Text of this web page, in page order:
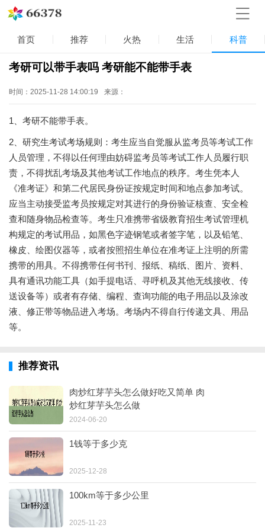
首页 推荐 火热 生活 科普
考研可以带手表吗 考研能不能带手表
时间：2025-11-28 14:00:19 来源：
1、考研不能带手表。
2、研究生考试考场规则：考生应当自觉服从监考员等考试工作
人员管理，不得以任何理由妨碍监考员等考试工作人员履行职
责，不得扰乱考场及其他考试工作地点的秩序。考生凭本人
《准考证》和第二代居民身份证按规定时间和地点参加考试。
应当主动接受监考员按规定对其进行的身份验证核查、安全检
查和随身物品检查等。考生只准携带省级教育招生考试管理机
构规定的考试用品，如黑色字迹钢笔或者签字笔，以及铅笔、
橡皮、绘图仪器等，或者按照招生单位在准考证上注明的所需
携带的用具。不得携带任何书刊、报纸、稿纸、图片、资料、
具有通讯功能工具（如手提电话、寻呼机及其他无线接收、传
送设备等）或者有存储、编程、查询功能的电子用品以及涂改
液、修正带等物品进入考场。考场内不得自行传递文具、用品
等。
推荐资讯
肉炒红芽芋头怎么做好吃又简单 肉
炒红芽芋头怎么做
2024-06-20
1钱等于多少克
2025-12-28
100km等于多少公里
2025-11-23